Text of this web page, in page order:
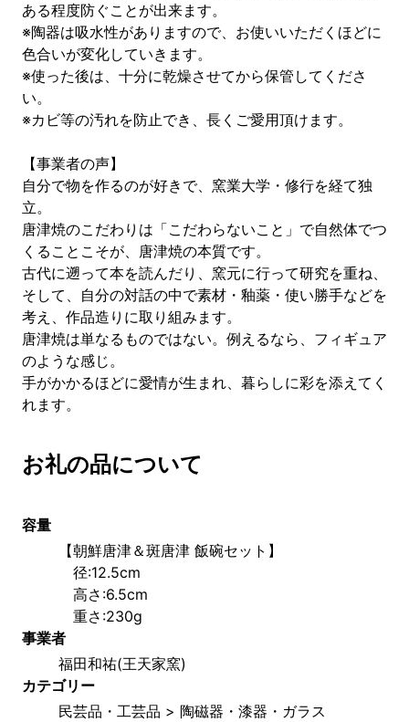
ある程度防ぐことが出来ます。
※陶器は吸水性がありますので、お使いいただくほどに
色合いが変化していきます。
※使った後は、十分に乾燥させてから保管してくださ
い。
※カビ等の汚れを防止でき、長くご愛用頂けます。
【事業者の声】
自分で物を作るのが好きで、窯業大学・修行を経て独
立。
唐津焼のこだわりは「こだわらないこと」で自然体でつ
くることこそが、唐津焼の本質です。
古代に遡って本を読んだり、窯元に行って研究を重ね、
そして、自分の対話の中で素材・釉薬・使い勝手などを
考え、作品造りに取り組みます。
唐津焼は単なるものではない。例えるなら、フィギュア
のような感じ。
手がかかるほどに愛情が生まれ、暮らしに彩を添えてく
れます。
お礼の品について
容量
【朝鮮唐津＆斑唐津 飯碗セット】
径:12.5cm
高さ:6.5cm
重さ:230g
事業者
福田和祐(王天家窯)
カテゴリー
民芸品・工芸品 > 陶磁器・漆器・ガラス